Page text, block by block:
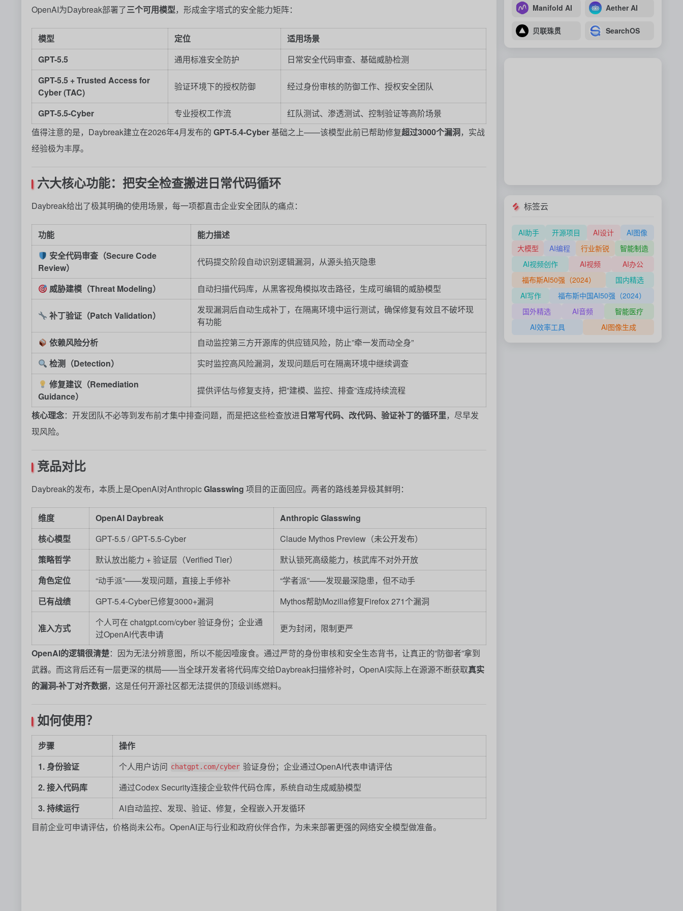
OpenAI为Daybreak部署了三个可用模型，形成金字塔式的安全能力矩阵：
模型 定位
适用场景
GPT-5.5
通用标准安全防护
日常安全代码审查、基础威胁检测
GPT-5.5 + Trusted Access for
Cyber (TAC)
验证环境下的授权防御 经过身份审核的防御工作、授权安全团队
GPT-5.5-Cyber 专业授权工作流
红队测试、渗透测试、控制验证等高阶场景
值得注意的是，Daybreak建立在2026年4月发布的 GPT-5.4-Cyber基础之上——该模型此前已帮助修复超过3000个漏洞，实战
经验极为丰厚。
六大核心功能：把安全检查搬进日常代码循环
Daybreak给出了极其明确的使用场景，每一项都直击企业安全团队的痛点：
功能
能力描述
安全代码审查（Secure Code
Review）
代码提交阶段自动识别逻辑漏洞，从源头掐灭隐患
威胁建模（Threat Modeling） 自动扫描代码库，从黑客视角模拟攻击路径，生成可编辑的威胁模型
补丁验证（Patch Validation）
发现漏洞后自动生成补丁，在隔离环境中运行测试，确保修复有效且不破坏现
有功能
依赖风险分析
自动监控第三方开源库的供应链风险，防止”牵一发而动全身”
检测（Detection）
实时监控高风险漏洞，发现问题后可在隔离环境中继续调查
修复建议（Remediation
Guidance）
提供评估与修复支持，把”建模、监控、排查”连成持续流程
核心理念：开发团队不必等到发布前才集中排查问题，而是把这些检查放进日常写代码、改代码、验证补丁的循环里，尽早发
现风险。
竞品对比
Daybreak的发布，本质上是OpenAI对AnthropicGlasswing 项目的正面回应。两者的路线差异极其鲜明：
维度 OpenAI Daybreak
Anthropic Glasswing
核心模型
GPT-5.5 / GPT-5.5-Cyber
Claude Mythos Preview（未公开发布）
策略哲学
默认放出能力 + 验证层（Verified Tier）
默认锁死高级能力，核武库不对外开放
角色定位
“动手派”——发现问题，直接上手修补
“学者派”——发现最深隐患，但不动手
已有战绩
GPT-5.4-Cyber已修复3000+漏洞 Mythos帮助Mozilla修复Firefox 271个漏洞
准入方式
个人可在 chatgpt.com/cyber 验证身份；企业通
过OpenAI代表申请
更为封闭，限制更严
OpenAI的逻辑很清楚：因为无法分辨意图，所以不能因噎废食。通过严苛的身份审核和安全生态背书，让真正的”防御者”拿到
武器。而这背后还有一层更深的棋局——当全球开发者将代码库交给Daybreak扫描修补时，OpenAI实际上在源源不断获取真实
的漏洞-补丁对齐数据，这是任何开源社区都无法提供的顶级训练燃料。
如何使用？
步骤
操作
1. 身份验证
个人用户访问 chatgpt.com/cyber 验证身份；企业通过OpenAI代表申请评估
2. 接入代码库
通过Codex Security连接企业软件代码仓库，系统自动生成威胁模型
3. 持续运行
AI自动监控、发现、验证、修复，全程嵌入开发循环
目前企业可申请评估，价格尚未公布。OpenAI正与行业和政府伙伴合作，为未来部署更强的网络安全模型做准备。
Manifold AI Aether AI
贝联珠贯 SearchOS
标签云
AI助手 开源项目 AI设计
AI图像
大模型
AI编程 行业新锐
智能制造
AI视频创作
AI视频
AI办公
福布斯AI50强（2024）
国内精选
AI写作
福布斯中国AI50强（2024）
国外精选
AI音频
智能医疗
AI效率工具
AI图像生成